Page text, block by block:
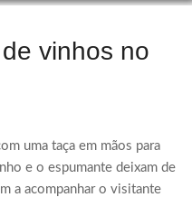
vinhos no
uma taça em mãos para
e o espumante deixam de
a acompanhar o visitante